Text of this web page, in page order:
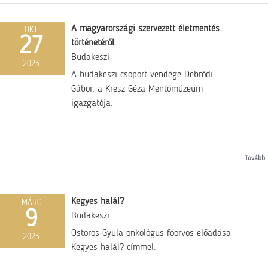
OKT
27
2023
A magyarországi szervezett életmentés
történetéről
Budakeszi
A budakeszi csoport vendége Debrődi
Gábor, a Kresz Géza Mentőmúzeum
igazgatója.
Tovább
MÁRC
9
2023
Kegyes halál?
Budakeszi
Ostoros Gyula onkológus főorvos előadása
Kegyes halál? címmel.